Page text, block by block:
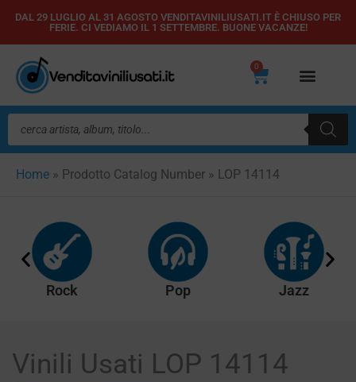
Vai
contenuto
DAL 29 LUGLIO AL 31 AGOSTO VENDITAVINILIUSATI.IT È CHIUSO PER
FERIE. CI VEDIAMO IL 1 SETTEMBRE. BUONE VACANZE!
0
Carrello
Ricerca
prodotti
Home » Prodotto Catalog Number » LOP 14114
Rock Pop Jazz
Vinili Usati LOP 14114